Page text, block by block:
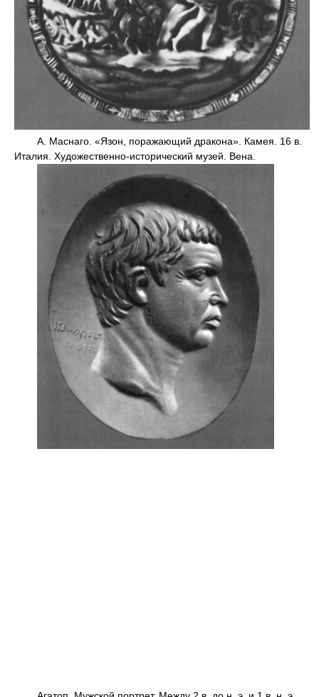
А. Маснаго. «Язон, поражающий дракона». Камея. 16 в.
Италия. Художественно-исторический музей. Вена.